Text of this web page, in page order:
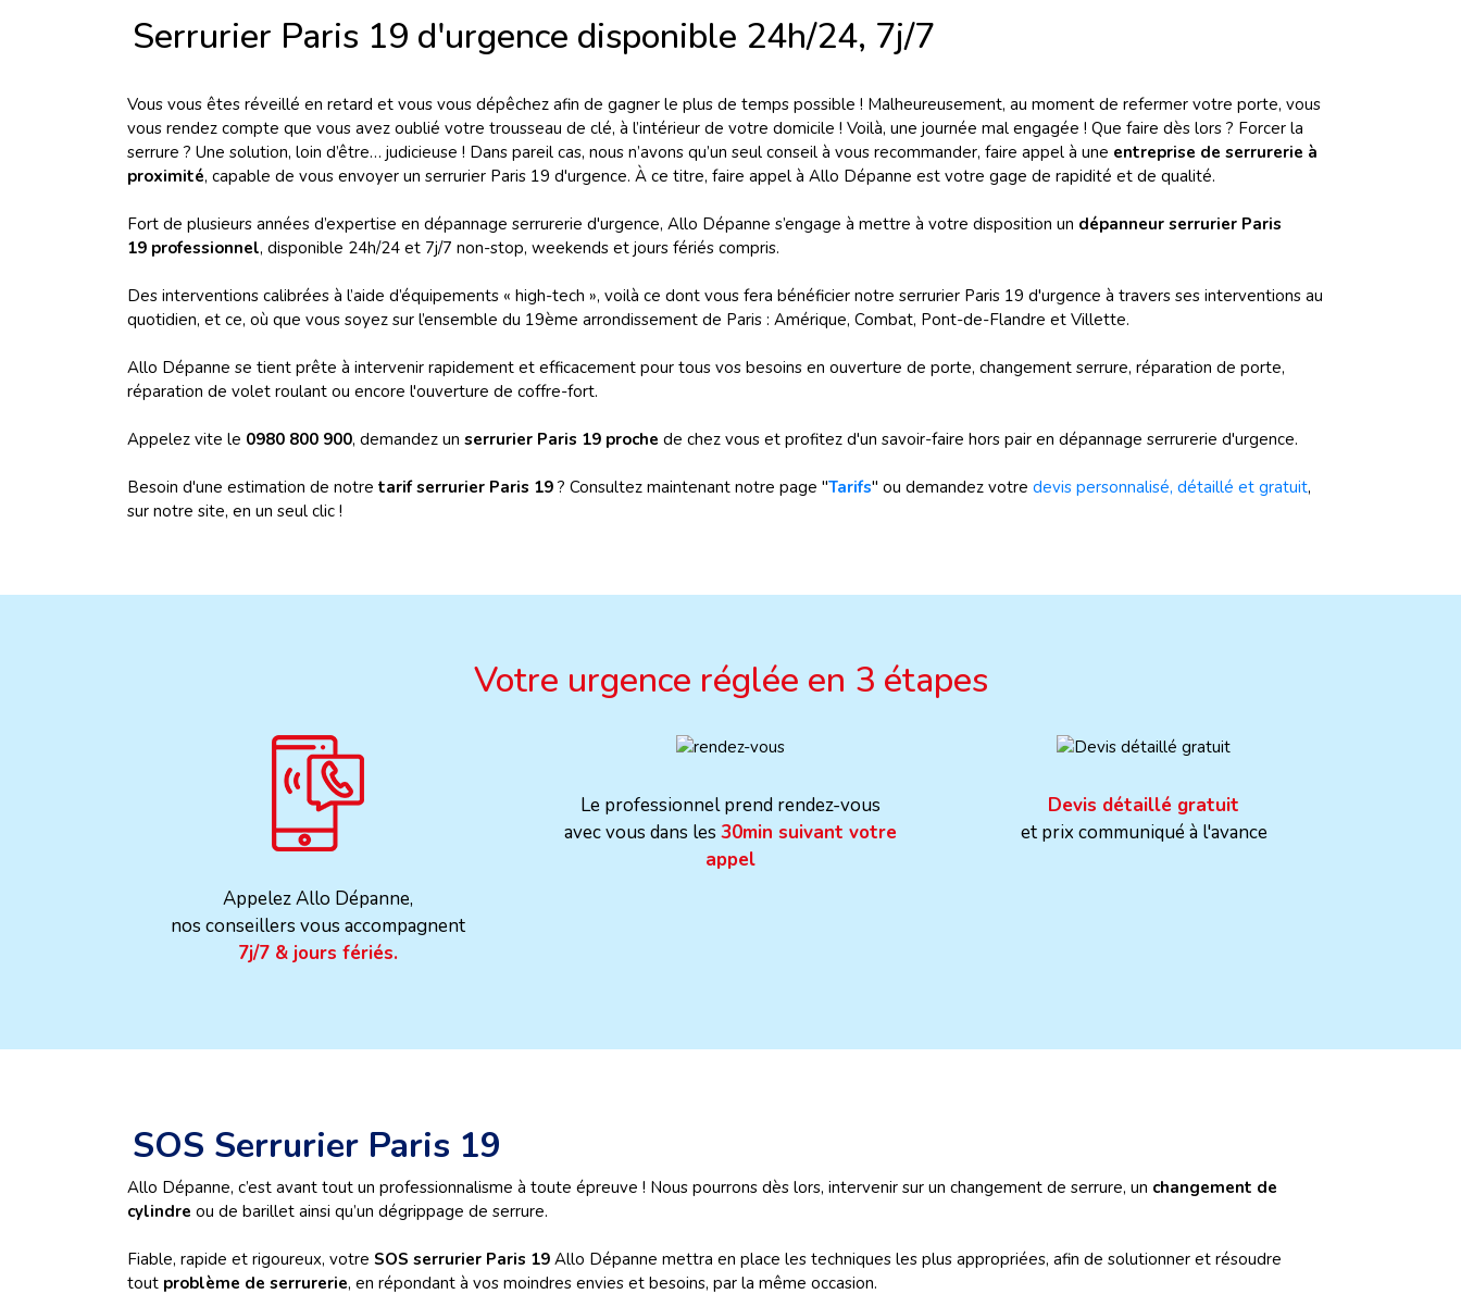
Serrurier Paris 19 d'urgence disponible 24h/24, 7j/7
Vous vous êtes réveillé en retard et vous vous dépêchez afin de gagner le plus de temps possible ! Malheureusement, au moment de refermer votre porte, vous
vous rendez compte que vous avez oublié votre trousseau de clé, à l’intérieur de votre domicile ! Voilà, une journée mal engagée ! Que faire dès lors ? Forcer la
serrure ? Une solution, loin d’être… judicieuse ! Dans pareil cas, nous n’avons qu’un seul conseil à vous recommander, faire appel à une entreprise de serrurerie à
proximité, capable de vous envoyer un serrurier Paris 19 d'urgence. À ce titre, faire appel à Allo Dépanne est votre gage de rapidité et de qualité.
Fort de plusieurs années d’expertise en dépannage serrurerie d'urgence, Allo Dépanne s’engage à mettre à votre disposition un dépanneur serrurier Paris
19 professionnel, disponible 24h/24 et 7j/7 non-stop, weekends et jours fériés compris.
Des interventions calibrées à l’aide d’équipements « high-tech », voilà ce dont vous fera bénéficier notre serrurier Paris 19 d'urgence à travers ses interventions au
quotidien, et ce, où que vous soyez sur l’ensemble du 19ème arrondissement de Paris : Amérique, Combat, Pont-de-Flandre et Villette.
Allo Dépanne se tient prête à intervenir rapidement et efficacement pour tous vos besoins en ouverture de porte, changement serrure, réparation de porte,
réparation de volet roulant ou encore l'ouverture de coffre-fort.
Appelez vite le 0980 800 900, demandez un serrurier Paris 19 proche de chez vous et profitez d'un savoir-faire hors pair en dépannage serrurerie d'urgence.
Besoin d'une estimation de notre tarif serrurier Paris 19 ? Consultez maintenant notre page "Tarifs" ou demandez votre devis personnalisé, détaillé et gratuit,
sur notre site, en un seul clic !
Votre urgence réglée en 3 étapes
Appelez Allo Dépanne,
nos conseillers vous accompagnent
7j/7 & jours fériés.
Le professionnel prend rendez-vous
avec vous dans les 30min suivant votre
appel
Devis détaillé gratuit
et prix communiqué à l'avance
SOS Serrurier Paris 19
Allo Dépanne, c’est avant tout un professionnalisme à toute épreuve ! Nous pourrons dès lors, intervenir sur un changement de serrure, un changement de
cylindre ou de barillet ainsi qu’un dégrippage de serrure.
Fiable, rapide et rigoureux, votre SOS serrurier Paris 19 Allo Dépanne mettra en place les techniques les plus appropriées, afin de solutionner et résoudre
tout problème de serrurerie, en répondant à vos moindres envies et besoins, par la même occasion.